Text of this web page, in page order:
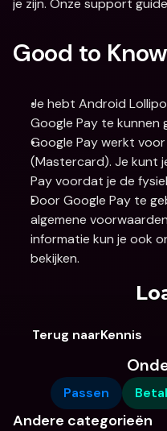
je zijn. Onze support
Good to Know
Je hebt Android
Google Pay te kunnen
Google Pay werkt
(Mastercard). Je kunt
Pay voordat je de
Door Google Pay te
algemene
informatie kun je ook
bekijken.
Terug naarKennis
Passen
Andere categorieën